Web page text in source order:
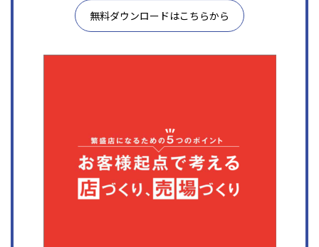
無料ダウンロードはこちらから